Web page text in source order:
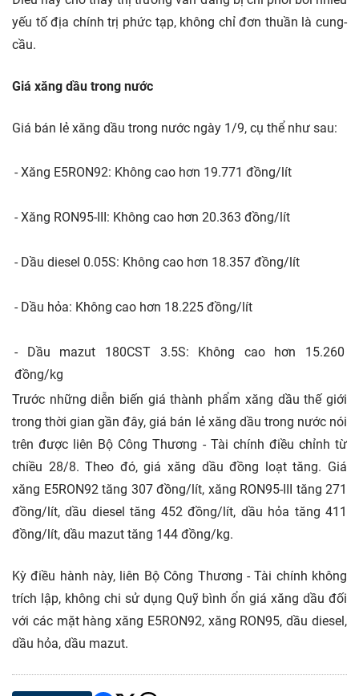
yếu tố địa chính trị phức tạp, không chỉ đơn thuần là cung-
cầu.
Giá xăng dầu trong nước
Giá bán lẻ xăng dầu trong nước ngày 1/9, cụ thể như sau:
- Xăng E5RON92: Không cao hơn 19.771 đồng/lít
- Xăng RON95-III: Không cao hơn 20.363 đồng/lít
- Dầu diesel 0.05S: Không cao hơn 18.357 đồng/lít
- Dầu hỏa: Không cao hơn 18.225 đồng/lít
- Dầu mazut 180CST 3.5S: Không cao hơn 15.260
đồng/kg
Trước những diễn biến giá thành phẩm xăng dầu thế giới
trong thời gian gần đây, giá bán lẻ xăng dầu trong nước nói
trên được liên Bộ Công Thương - Tài chính điều chỉnh từ
chiều 28/8. Theo đó, giá xăng dầu đồng loạt tăng. Giá
xăng E5RON92 tăng 307 đồng/lít, xăng RON95-III tăng 271
đồng/lít, dầu diesel tăng 452 đồng/lít, dầu hỏa tăng 411
đồng/lít, dầu mazut tăng 144 đồng/kg.
Kỳ điều hành này, liên Bộ Công Thương - Tài chính không
trích lập, không chi sử dụng Quỹ bình ổn giá xăng dầu đối
với các mặt hàng xăng E5RON92, xăng RON95, dầu diesel,
dầu hỏa, dầu mazut.